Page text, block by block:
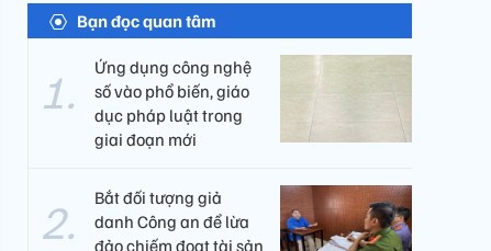
Bạn đọc quan tâm
Ứng dụng công nghệ
số vào phổ biến, giáo
dục pháp luật trong
giai đoạn mới
Bắt đối tượng giả
danh Công an để lừa
đảo chiếm đoạt tài sản